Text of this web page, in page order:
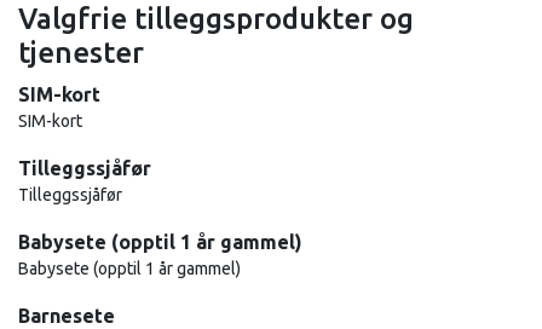
Valgfrie tilleggsprodukter og
tjenester
SIM-kort
SIM-kort
Tilleggssjåfør
Tilleggssjåfør
Babysete (opptil 1 år gammel)
Babysete (opptil 1 år gammel)
Barnesete